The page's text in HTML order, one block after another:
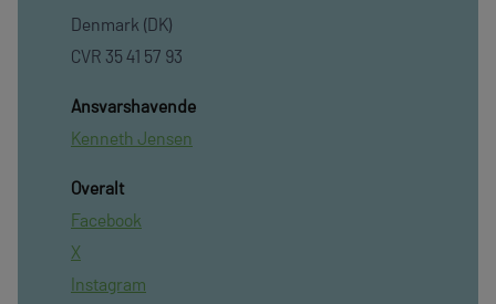
Denmark (DK)
CVR 35 41 57 93
Ansvarshavende
Kenneth Jensen
Overalt
Facebook
X
Instagram